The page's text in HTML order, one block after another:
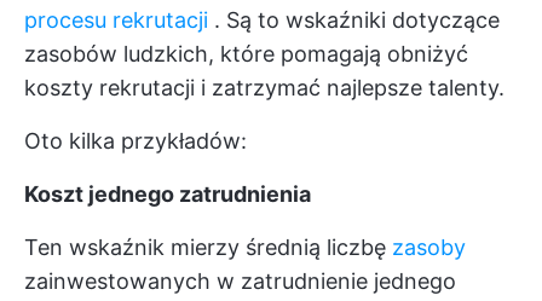
procesu rekrutacji . Są to wskaźniki dotyczące
zasobów ludzkich, które pomagają obniżyć
koszty rekrutacji i zatrzymać najlepsze talenty.
Oto kilka przykładów:
Koszt jednego zatrudnienia
Ten wskaźnik mierzy średnią liczbę zasoby
zainwestowanych w zatrudnienie jednego